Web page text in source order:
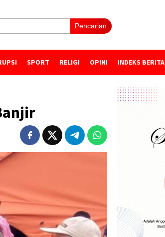
Pencarian
SPORT RELIGI OPINI INDEKS BERITA